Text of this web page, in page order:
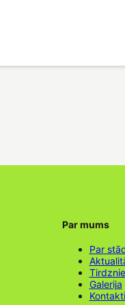
Par mums
Par
Galerija
Kontakti